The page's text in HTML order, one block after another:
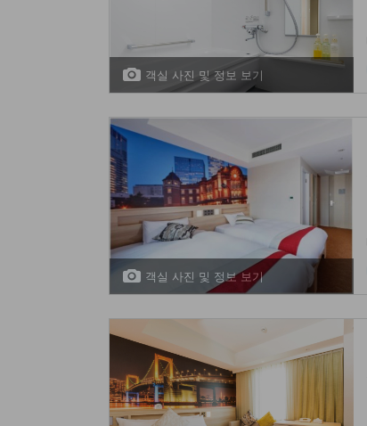
객실 사진 및 정보 보기
객실 사진 및 정보 보기